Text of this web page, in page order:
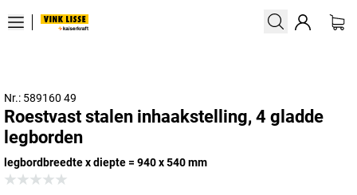
Nr.: 589160 49
Roestvast stalen inhaakstelling, 4 gladde
legborden
legbordbreedte x diepte = 940 x 540 mm